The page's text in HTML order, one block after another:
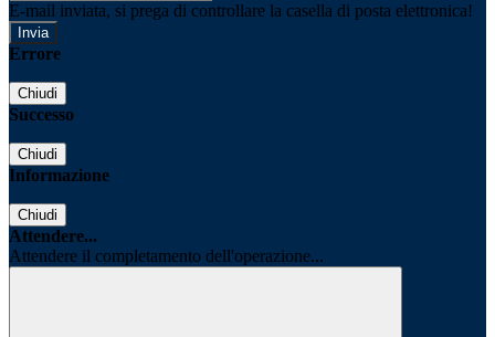
E-mail inviata, si prega di controllare la casella di posta elettronica!
Errore
Chiudi
Successo
Chiudi
Informazione
Chiudi
Attendere...
Attendere il completamento dell'operazione...